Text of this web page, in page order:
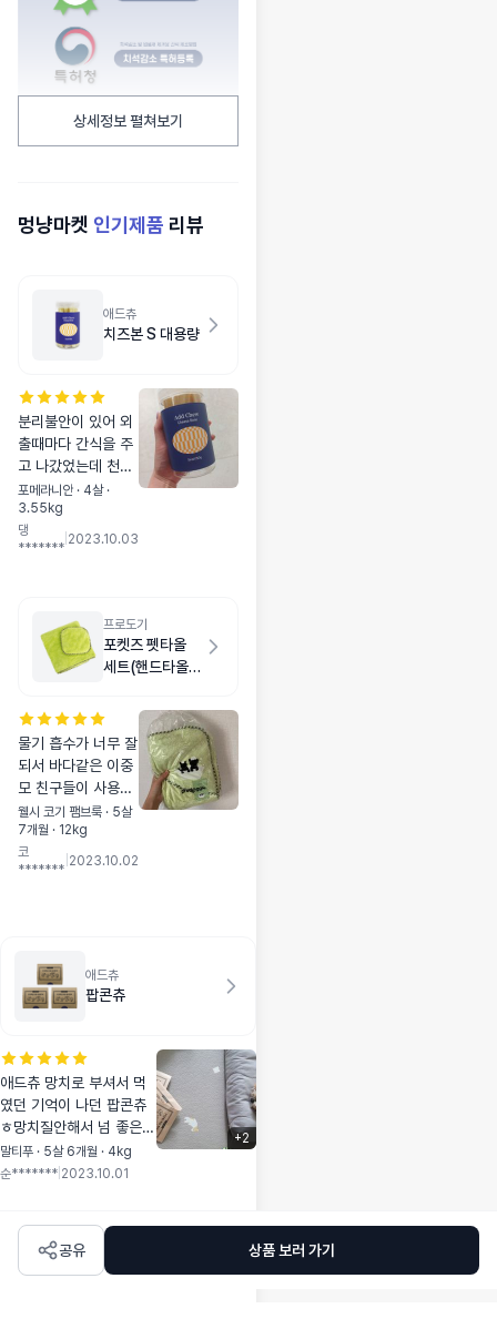
상세정보 펼쳐보기
멍냥마켓 인기제품 리뷰
애드츄
치즈본 S 대용량
분리불안이 있어 외
출때마다 간식을 주
고 나갔었는데 천천
히 오랫동안 먹을수
있어서 너무 좋은것
같아요 급여방법이
포메라니안 · 4살 ·
3.55kg
댕
*******
2023.10.03
프로도기
포켓즈 펫타올
세트(핸드타올
물기 흡수가 너무 잘
되서 바다같은 이중
모 친구들이 사용하
기에 딱이에요!! 목
욕타올과 핸드타올
이 들어있어서 용도
웰시 코기 팸브룩 · 5살
7개월 · 12kg
코
*******
2023.10.02
애드츄
팝콘츄
애드츄 망치로 부셔서 먹
였던 기억이 나던 팝콘츄
ㅎ망치질안해서 넘 좋은
😁 과자먹는듯한 소리에
간식주면서도 기분이 좋은
때문인지 잘먹더라구요~~
나눠먹으니 금방 동나서
말티푸 · 5살 6개월 · 4kg
순******* 2023.10.01
+2
공유 상품 보러 가기